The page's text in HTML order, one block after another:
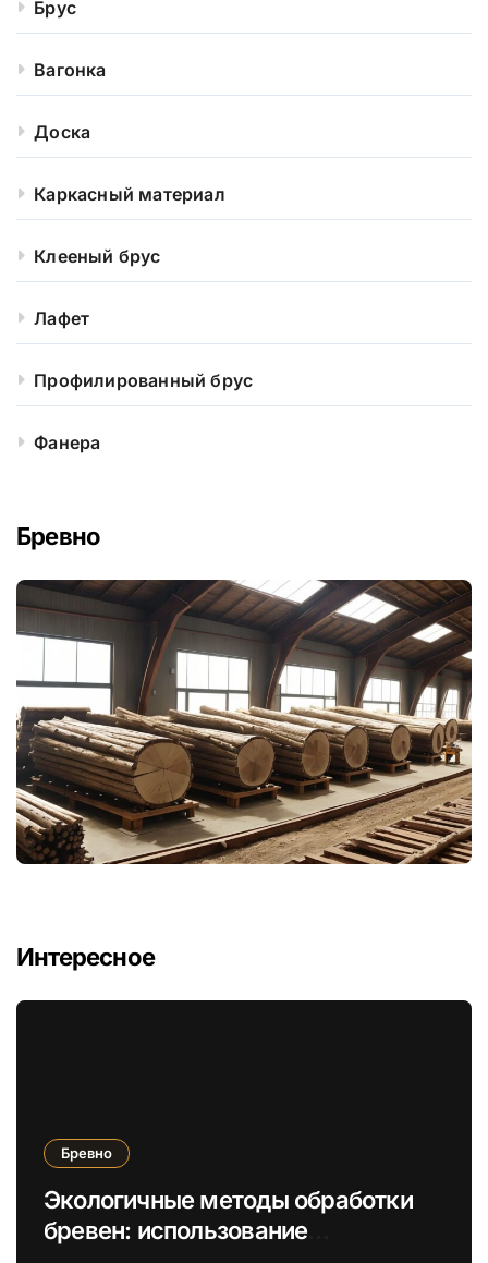
Брус
Вагонка
Доска
Каркасный материал
Клееный брус
Лафет
Профилированный брус
Фанера
Бревно
Интересное
Бревно
Экологичные методы обработки
бревен: использование